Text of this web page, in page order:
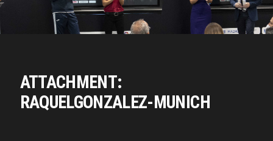
ATTACHMENT:
RAQUELGONZALEZ-MUNICH
Clasificación
Circuito
Galería
Sostenibilidad